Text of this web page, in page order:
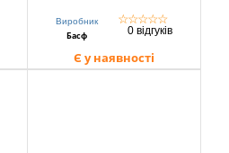
Виробник
Басф
☆☆☆☆☆
0 відгуків
Є у наявності